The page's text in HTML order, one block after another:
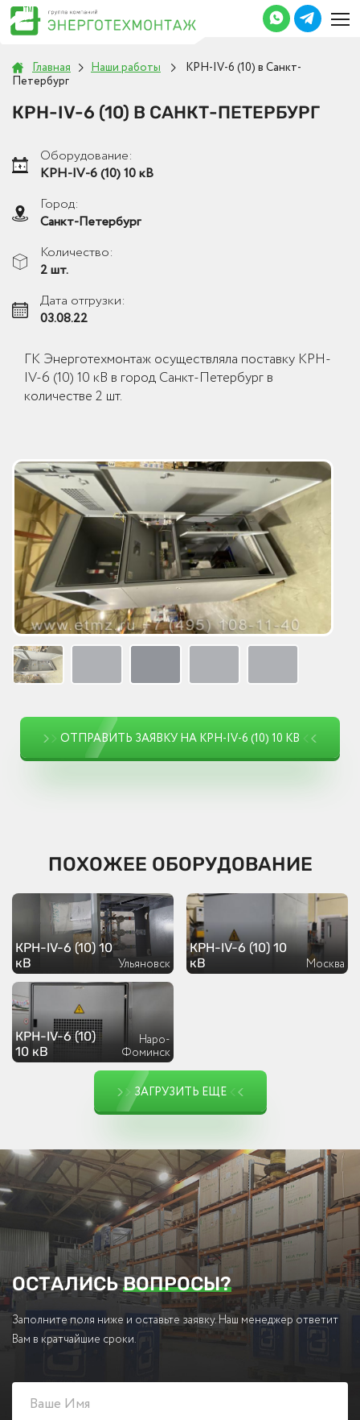
Главная Наши работы
КРН-IV-6 (10) в Санкт-
Петербург
КРН-IV-6 (10) В САНКТ-ПЕТЕРБУРГ
Оборудование:
КРН-IV-6 (10) 10 кВ
Город:
Санкт-Петербург
Количество:
2 шт.
Дата отгрузки:
03.08.22
ГК Энерготехмонтаж осуществляла поставку КРН-
IV-6 (10) 10 кВ в город Санкт-Петербург в
количестве 2 шт.
ОТПРАВИТЬ ЗАЯВКУ НА КРН-IV-6 (10) 10 КВ
ПОХОЖЕЕ ОБОРУДОВАНИЕ
КРН-IV-6 (10) 10
кВ
Ульяновск
КРН-IV-6 (10) 10
кВ
Москва
КРН-IV-6 (10)
10 кВ
Наро-
Фоминск
ЗАГРУЗИТЬ ЕЩЕ
ОСТАЛИСЬВОПРОСЫ?
Заполните поля ниже и оставьте заявку. Наш менеджер ответит
Вам в кратчайшие сроки.